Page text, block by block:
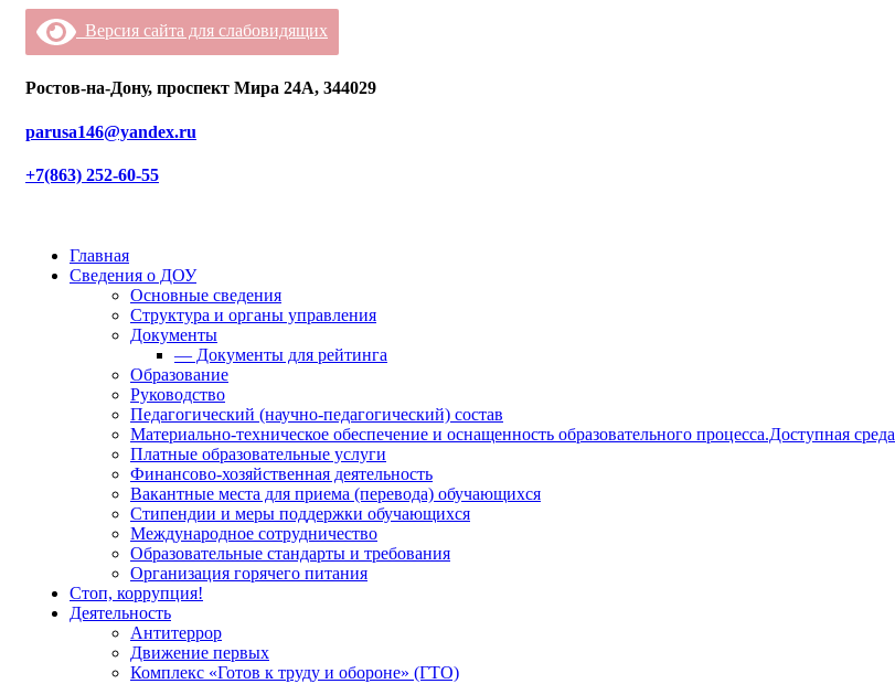
Версия сайта для слабовидящих
Ростов-на-Дону, проспект Мира 24А, 344029
parusa146@yandex.ru
+7(863) 252-60-55
Главная
Сведения о ДОУ
Основные сведения
Структура и органы управления
Документы
— Документы для рейтинга
Образование
Руководство
Педагогический (научно-педагогический) состав
Материально-техническое обеспечение и оснащенность образовательного процесса.Доступная среда
Платные образовательные услуги
Финансово-хозяйственная деятельность
Вакантные места для приема (перевода) обучающихся
Стипендии и меры поддержки обучающихся
Международное сотрудничество
Образовательные стандарты и требования
Организация горячего питания
Стоп, коррупция!
Деятельность
Антитеррор
Движение первых
Комплекс «Готов к труду и обороне» (ГТО)